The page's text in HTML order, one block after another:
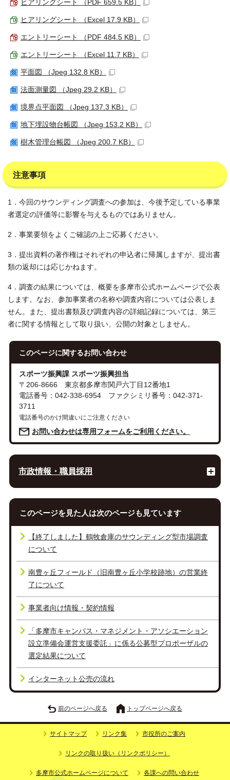
ヒアリングシート （PDF 659.5 KB）
ヒアリングシート （Excel 17.9 KB）
エントリーシート （PDF 484.5 KB）
エントリーシート （Excel 11.7 KB）
平面図 （Jpeg 132.8 KB）
法面測量図 （Jpeg 29.2 KB）
境界点平面図 （Jpeg 137.3 KB）
地下埋設物台帳図 （Jpeg 153.2 KB）
樹木管理台帳図 （Jpeg 200.7 KB）
注意事項
1．今回のサウンディング調査への参加は、今後予定している事業
者選定の評価等に影響を与えるものではありません。
2．事業要領をよくご確認の上ご応募ください。
3．提出資料の著作権はそれぞれの申込者に帰属しますが、提出書
類の返却には応じかねます。
4．調査の結果については、概要を多摩市公式ホームページで公表
します。なお、参加事業者の名称や調査内容については公表しま
せん。また、提出書類及び調査内容の詳細記録については、第三
者に関する情報として取り扱い、公開の対象としません。
このページに関するお問い合わせ
スポーツ振興課 スポーツ振興担当
〒206-8666 東京都多摩市関戸六丁目12番地1
電話番号：042-338-6954 ファクシミリ番号：042-371-
3711
電話番号のかけ間違いにご注意ください
お問い合わせは専用フォームをご利用ください。
市政情報・職員採用
このページを見た人は次のページも見ています
【終了しました】鶴牧倉庫のサウンディング型市場調査
について
南豊ヶ丘フィールド（旧南豊ヶ丘小学校跡地）の営業終
了について
事業者向け情報・契約情報
「多摩市キャンパス・マネジメント・アソシエーション
設立準備会運営支援委託」に係る公募型プロポーザルの
選定結果について
インターネット公売の流れ
前のページへ戻る トップページへ戻る
サイトマップ リンク集 市役所のご案内
リンクの取り扱い（リンクポリシー）
多摩市公式ホームページについて 各課への問い合わせ